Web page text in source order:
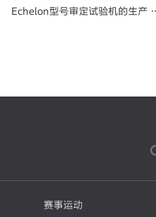
Echelon型号审定试验机的生产
赛事运动